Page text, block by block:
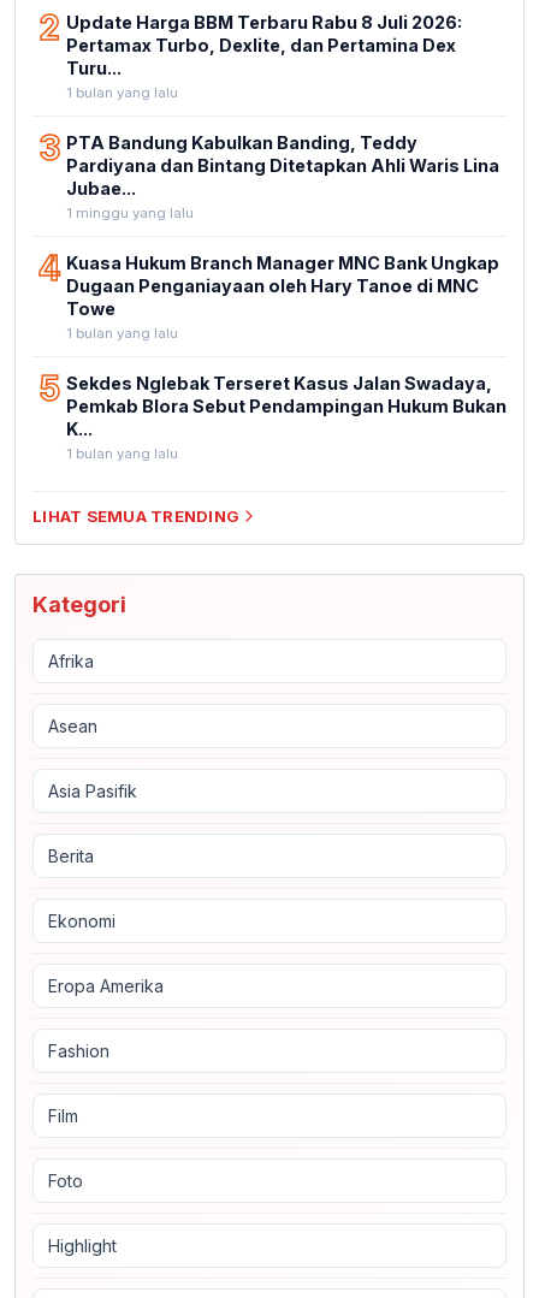
2 Update Harga BBM Terbaru Rabu 8 Juli 2026:
Pertamax Turbo, Dexlite, dan Pertamina Dex
Turu...
1 bulan yang lalu
3 PTA Bandung Kabulkan Banding, Teddy
Pardiyana dan Bintang Ditetapkan Ahli Waris Lina
Jubae...
1 minggu yang lalu
4 Kuasa Hukum Branch Manager MNC Bank Ungkap
Dugaan Penganiayaan oleh Hary Tanoe di MNC
Towe
1 bulan yang lalu
5 Sekdes Nglebak Terseret Kasus Jalan Swadaya,
Pemkab Blora Sebut Pendampingan Hukum Bukan
K...
1 bulan yang lalu
LIHAT SEMUA TRENDING
Kategori
Afrika
Asean
Asia Pasifik
Berita
Ekonomi
Eropa Amerika
Fashion
Film
Foto
Highlight